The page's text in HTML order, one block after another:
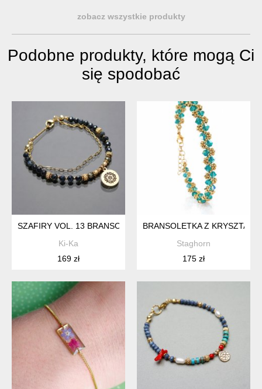
zobacz wszystkie produkty
Podobne produkty, które mogą Ci
się spodobać
SZAFIRY VOL. 13 BRANSOLETKA - SZLACHETNA KOLEKCJA /
Ki-Ka
169 zł
BRANSOLETKA Z
Staghorn
175 zł